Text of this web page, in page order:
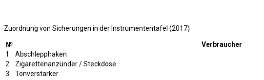
Zuordnung von Sicherungen in der Instrumententafel (2017)
№ Verbraucher
1
Abschlepphaken
2
Zigarettenanzünder / Steckdose
3
Tonverstärker